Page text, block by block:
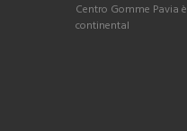
Centro Gomme Pavia
continental